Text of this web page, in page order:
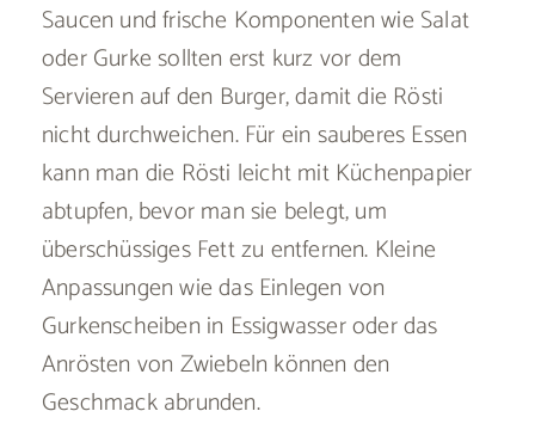
Saucen und frische Komponenten wie Salat
oder Gurke sollten erst kurz vor dem
Servieren auf den Burger, damit die Rösti
nicht durchweichen. Für ein sauberes Essen
kann man die Rösti leicht mit Küchenpapier
abtupfen, bevor man sie belegt, um
überschüssiges Fett zu entfernen. Kleine
Anpassungen wie das Einlegen von
Gurkenscheiben in Essigwasser oder das
Anrösten von Zwiebeln können den
Geschmack abrunden.